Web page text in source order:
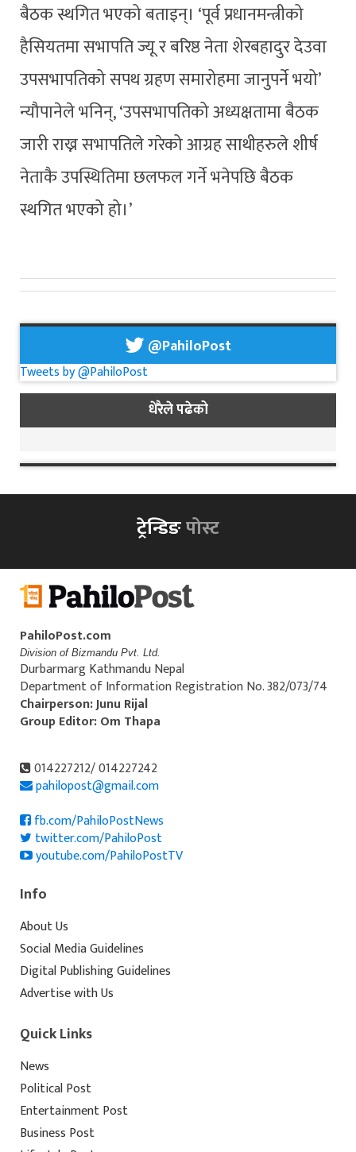
बैठक स्थगित भएको बताइन्। ‘पूर्व प्रधानमन्त्रीको
हैसियतमा सभापति ज्यू र बरिष्ठ नेता शेरबहादुर देउवा
उपसभापतिको सपथ ग्रहण समारोहमा जानुपर्ने भयो’
न्यौपानेले भनिन्, ‘उपसभापतिको अध्यक्षतामा बैठक
जारी राख्न सभापतिले गरेको आग्रह साथीहरुले शीर्ष
नेताकै उपस्थितिमा छलफल गर्ने भनेपछि बैठक
स्थगित भएको हो।’
@PahiloPost
Tweets by @PahiloPost
धेरैले पढेको
ट्रेन्डिङपोस्ट
PahiloPost.com
Division of Bizmandu Pvt. Ltd.
Durbarmarg Kathmandu Nepal
Department of Information Registration No. 382/073/74
Chairperson: Junu Rijal
Group Editor: Om Thapa
014227212/ 014227242
pahilopost@gmail.com
fb.com/PahiloPostNews
twitter.com/PahiloPost
youtube.com/PahiloPostTV
Info
About Us
Social Media Guidelines
Digital Publishing Guidelines
Advertise with Us
Quick Links
News
Political Post
Entertainment Post
Business Post